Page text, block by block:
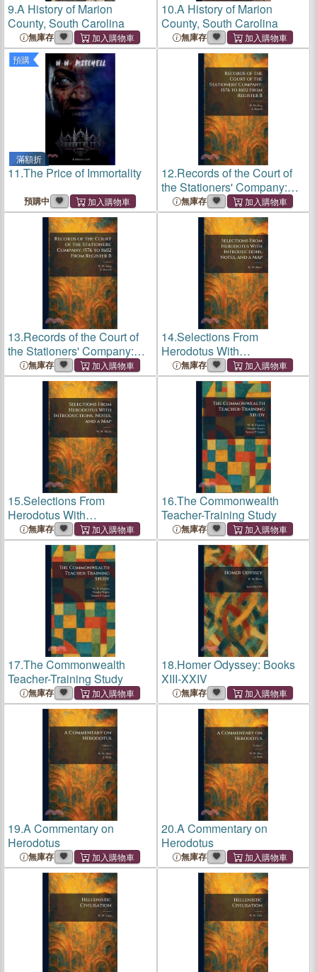
9.A History of Marion
County, South Carolina
無庫存
10.A History of Marion
County, South Carolina
無庫存
預購
滿額折
11.The Price of Immortality
預購中
12.Records of the Court of
the Stationers' Company:
1576 to 1602 From Register
B
無庫存
13.Records of the Court of
the Stationers' Company:
1576 to 1602 From Register
B
無庫存
14.Selections From
Herodotus With
Introductions, Notes, and a
Map
無庫存
15.Selections From
Herodotus With
Introductions, Notes, and a
Map
無庫存
16.The Commonwealth
Teacher-Training Study
無庫存
17.The Commonwealth
Teacher-Training Study
無庫存
18.Homer Odyssey: Books
XIII-XXIV
無庫存
19.A Commentary on
Herodotus
無庫存
20.A Commentary on
Herodotus
無庫存